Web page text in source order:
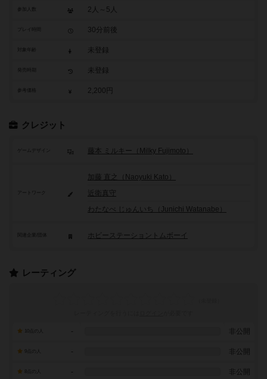
参加人数 2人～5人
30分前後
未登録
未登録
参考価格 2,200円
クレジット
ゲームデザイン 藤本 ミルキー（Milky Fujimoto）
アートワーク
加藤 直之（Naoyuki Kato）
近衛真守
わたなべ じゅんいち（Junichi Watanabe）
ホビーステーショントムボーイ
レーティング
- 非公開
- 非公開
- 非公開